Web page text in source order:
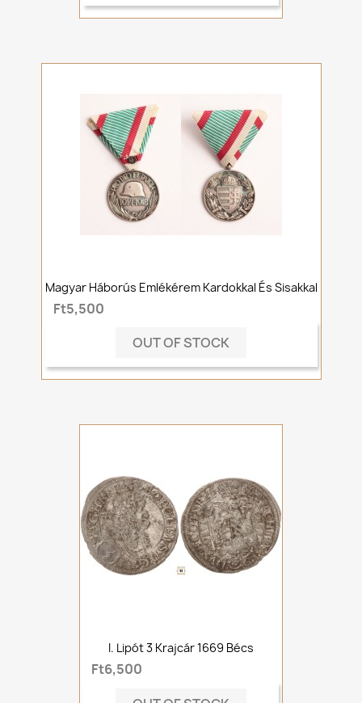
Magyar Háborús Emlékérem Kardokkal És Sisakkal
Ft5,500
OUT OF STOCK
I. Lipót 3 Krajcár 1669 Bécs
Ft6,500